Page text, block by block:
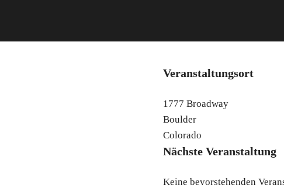
Veranstaltungsort
1777 Broadway
Boulder
Colorado
Nächste Veranstaltung
Keine bevorstehenden